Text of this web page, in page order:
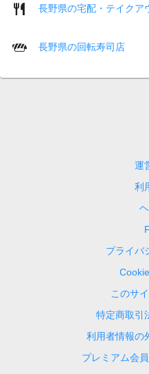
長野県の宅配・テイクア
長野県の回転寿司店
運
利
プライバ
このサ
特定商取引
利用者情報の
プレミアム会